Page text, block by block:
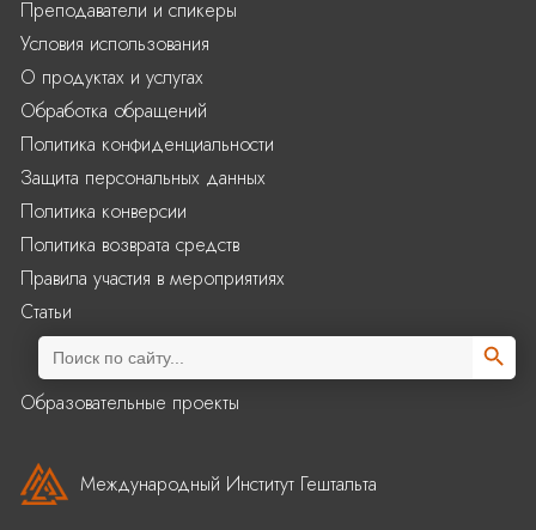
Образовательные проекты
Преподаватели и спикеры
Условия использования
О продуктах и услугах
Обработка обращений
Политика конфиденциальности
Защита персональных данных
Политика конверсии
Политика возврата средств
Правила участия в мероприятиях
Статьи
Search
for:
Search
Международный Институт Гештальта